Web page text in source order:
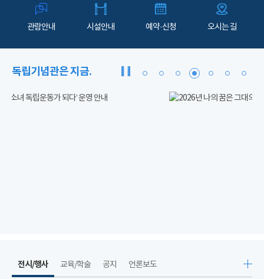
관람안내 시설안내 예약·신청 오시는 길
독립기념관은 지금.
전시/행사 교육/학술 공지 언론보도